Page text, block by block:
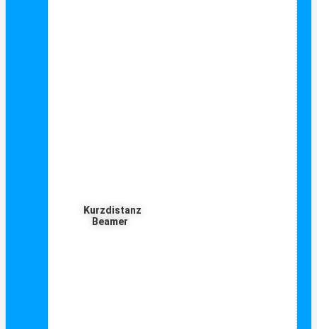
Kurzdistanz
Beamer